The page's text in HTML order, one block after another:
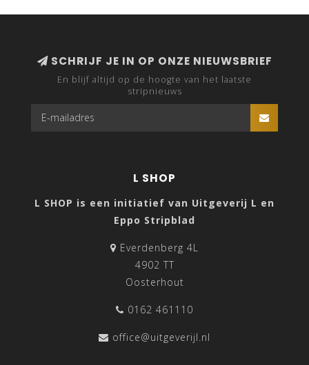
SCHRIJF JE IN OP ONZE NIEUWSBRIEF
En blijf altijd op de hoogte van het laatste
stripnieuws
L SHOP
L SHOP is een initiatief van Uitgeverij L en
Eppo Stripblad
Everdenberg 4L
4902 TT
Oosterhout
0162 461110
office@uitgeverijl.nl